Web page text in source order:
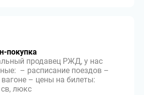
покупка
продавец РЖД, у нас
– расписание поездов –
– цены на билеты:
св, люкс